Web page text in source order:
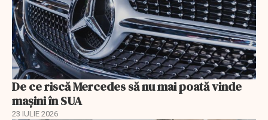
De ce riscă Mercedes să nu mai poată vinde
mașini în SUA
23 IULIE 2026